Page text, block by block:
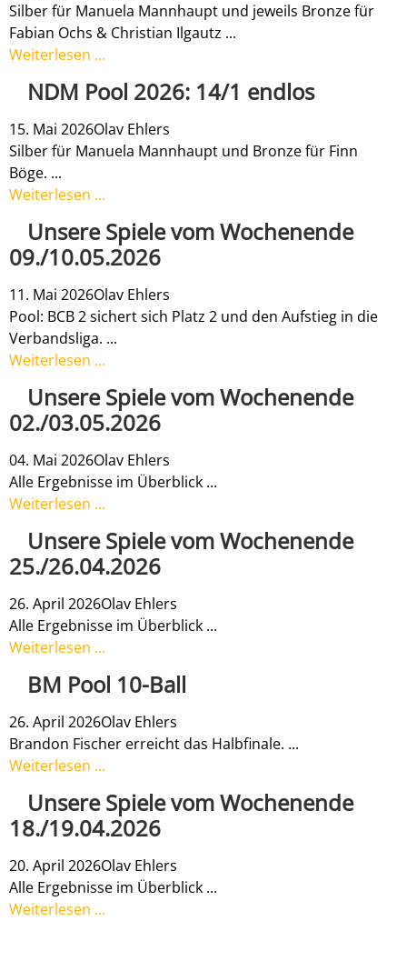
Silber für Manuela Mannhaupt und jeweils Bronze für
Fabian Ochs & Christian Ilgautz ...
Weiterlesen ...
NDM Pool 2026: 14/1 endlos
15. Mai 2026Olav Ehlers
Silber für Manuela Mannhaupt und Bronze für Finn
Böge. ...
Weiterlesen ...
Unsere Spiele vom Wochenende
09./10.05.2026
11. Mai 2026Olav Ehlers
Pool: BCB 2 sichert sich Platz 2 und den Aufstieg in die
Verbandsliga. ...
Weiterlesen ...
Unsere Spiele vom Wochenende
02./03.05.2026
04. Mai 2026Olav Ehlers
Alle Ergebnisse im Überblick ...
Weiterlesen ...
Unsere Spiele vom Wochenende
25./26.04.2026
26. April 2026Olav Ehlers
Alle Ergebnisse im Überblick ...
Weiterlesen ...
BM Pool 10-Ball
26. April 2026Olav Ehlers
Brandon Fischer erreicht das Halbfinale. ...
Weiterlesen ...
Unsere Spiele vom Wochenende
18./19.04.2026
20. April 2026Olav Ehlers
Alle Ergebnisse im Überblick ...
Weiterlesen ...